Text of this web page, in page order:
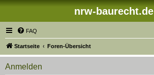
nrw-baurecht.de
FAQ
Startseite Foren-Übersicht
Anmelden